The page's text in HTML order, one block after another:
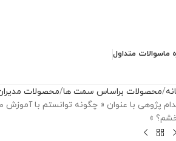
ماسوالات متداول
محصولات براساس سمت ها محصولات
پژوهی با عنوان « چگونه توانستم با
»